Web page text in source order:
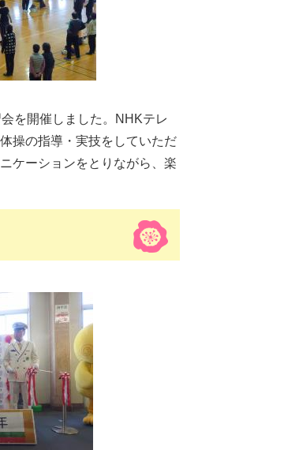
を開催しました。NHKテレ
操の指導・実技をしていただ
ケーションをとりながら、楽